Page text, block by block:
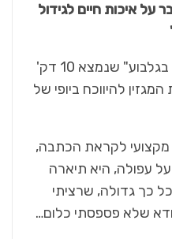
על איכות חיים לגידול
גלית בעלת צימר "אתנחתא בגלבוע" שנמצא 10 דק'
להיווכח ביופי של
מקצועי לקראת הכתבה,
עפולה, היא תיארה
כך גדולה, שרציתי
שלא פספסתי כלום…